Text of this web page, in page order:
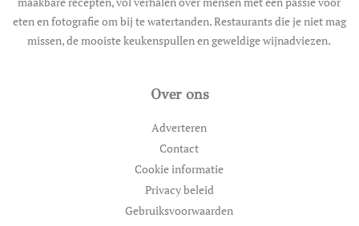
eten en fotografie om bij te watertanden. Restaurants die je niet mag
missen, de mooiste keukenspullen en geweldige wijnadviezen.
Over ons
Adverteren
Contact
Cookie informatie
Privacy beleid
Gebruiksvoorwaarden